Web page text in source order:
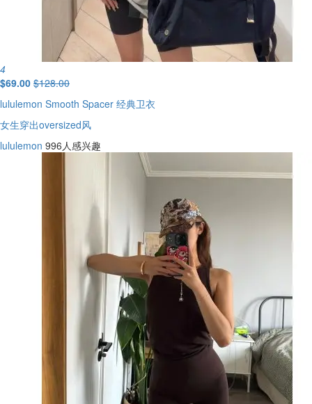
4
$69.00 $128.00
lululemon Smooth Spacer 经典卫衣
女生穿出oversized风
lululemon 996人感兴趣